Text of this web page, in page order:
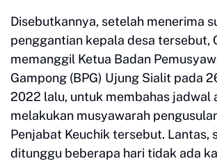
Disebutkannya, setelah menerima
penggantian kepala desa tersebut,
memanggil Ketua Badan
Gampong (BPG) Ujung Sialit pada
2022 lalu, untuk membahas jadwal
melakukan musyawarah
Penjabat Keuchik tersebut. Lantas,
ditunggu beberapa hari tidak ada